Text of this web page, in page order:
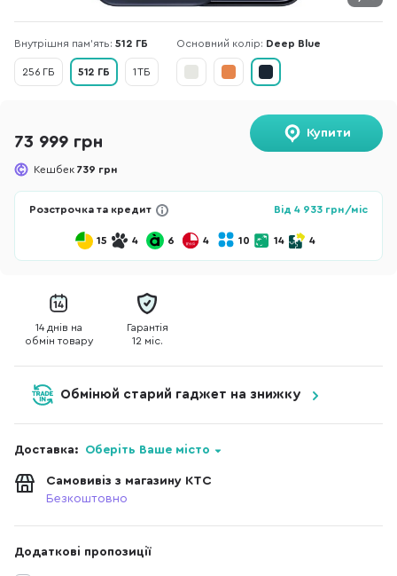
Внутрішня пам'ять: 512 ГБ
256 ГБ 512 ГБ 1 ТБ
Основний колір: Deep Blue
73 999 грн
Кешбек 739 грн
Купити
Розстрочка та кредит Від 4 933 грн/міс
15 4 6 4 10 14 4
14 днів на
обмін товару
Гарантія
12 міс.
Обмінюй старий гаджет на знижку
Доставка: Оберіть Ваше місто
Самовивіз з магазину КТС
Безкоштовно
Додаткові пропозиції